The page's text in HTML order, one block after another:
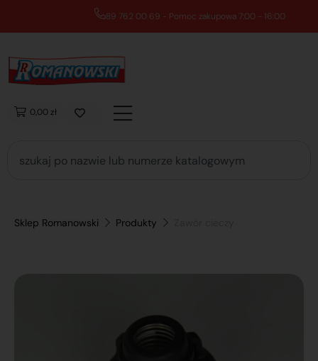
89 762 00 69 - Pomoc zakupowa 7:00 - 16:00
0,00 zł
Sklep Romanowski Produkty